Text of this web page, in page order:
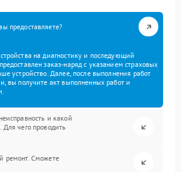
предоставляете?
на диагностику и последующий
заказ-наряд с указанием страховых
устройство. Далее, после выполнения работ
вы получите акт выполненных работ и
и какой
чего проводить
ремонт. Сможете